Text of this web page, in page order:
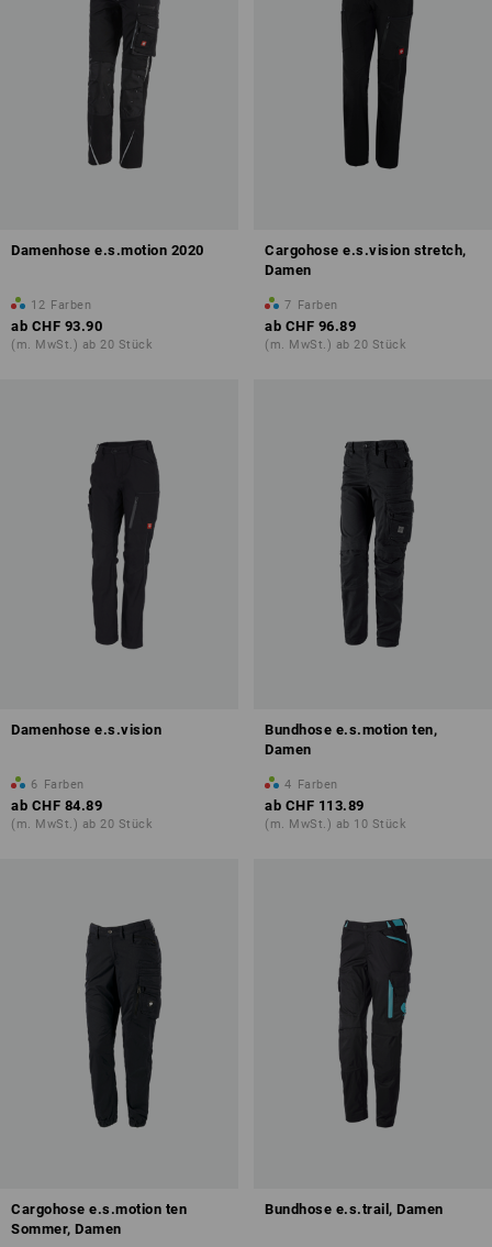
Damenhose e.s.motion 2020
12 Farben
ab CHF 93.90
(m. MwSt.) ab 20 Stück
Cargohose e.s.vision stretch,
Damen
7 Farben
ab CHF 96.89
(m. MwSt.) ab 20 Stück
Damenhose e.s.vision
6 Farben
ab CHF 84.89
(m. MwSt.) ab 20 Stück
Bundhose e.s.motion ten,
Damen
4 Farben
ab CHF 113.89
(m. MwSt.) ab 10 Stück
Cargohose e.s.motion ten
Sommer, Damen
Bundhose e.s.trail, Damen